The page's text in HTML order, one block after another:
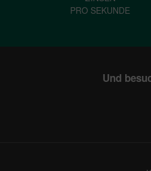
PRO SEKUNDE
Und